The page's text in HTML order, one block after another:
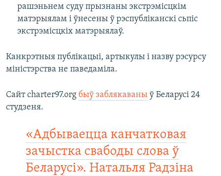
рашэньнем суду прызнаны экстрэмісцкім
матэрыялам і ўнесены ў рэспубліканскі сьпіс
экстрэмісцкіх матэрыялаў.
Канкрэтныя публікацыі, артыкулы і назву рэсурсу
міністэрства не паведаміла.
Сайт charter97.org быў заблякаваны ў Беларусі 24
студзеня.
«Адбываецца канчатковая
зачыстка свабоды слова ў
Беларусі». Натальля Радзіна